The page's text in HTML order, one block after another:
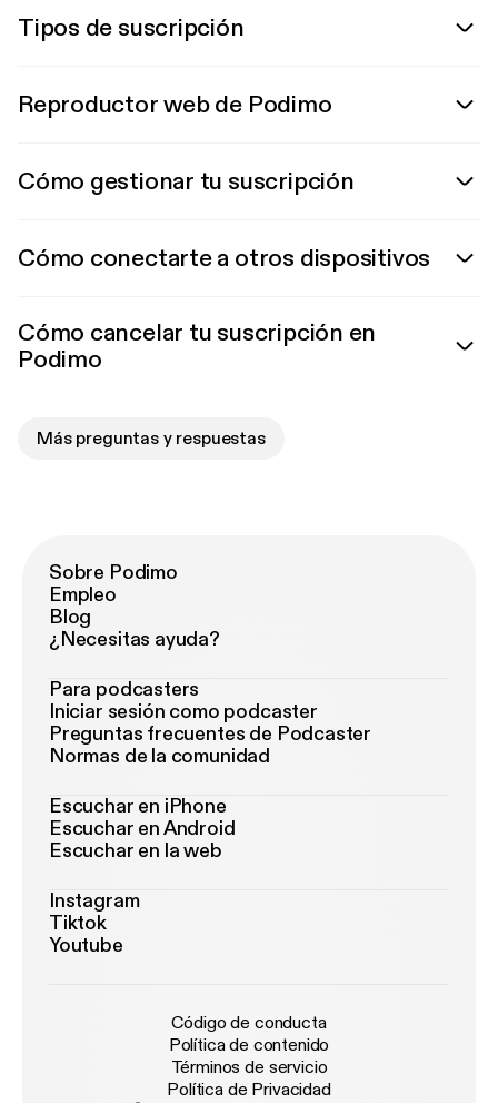
Tipos de suscripción
Reproductor web de Podimo
Cómo gestionar tu suscripción
Cómo conectarte a otros dispositivos
Cómo cancelar tu suscripción en
Podimo
Más preguntas y respuestas
Sobre Podimo
Empleo
Blog
¿Necesitas ayuda?
Para podcasters
Iniciar sesión como podcaster
Preguntas frecuentes de Podcaster
Normas de la comunidad
Escuchar en iPhone
Escuchar en Android
Escuchar en la web
Instagram
Tiktok
Youtube
Código de conducta
Política de contenido
Términos de servicio
Política de Privacidad